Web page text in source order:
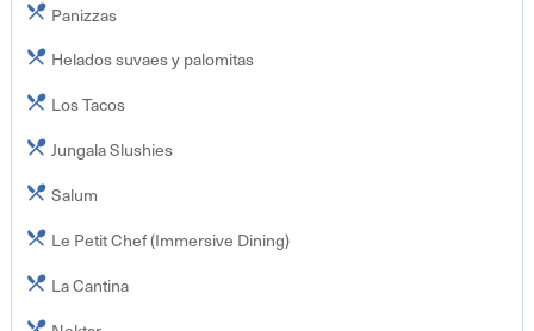
Panizzas
Helados suvaes y palomitas
Los Tacos
Jungala Slushies
Salum
Le Petit Chef (Immersive Dining)
La Cantina